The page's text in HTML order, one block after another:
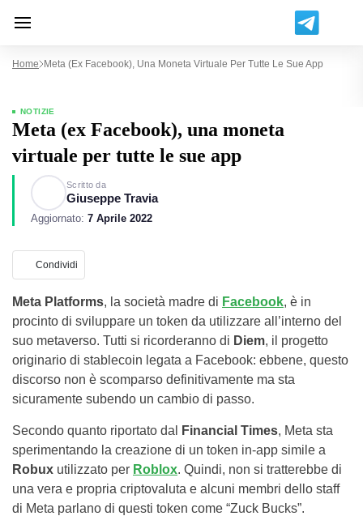
Home Meta (ex Facebook), Una Moneta Virtuale Per Tutte Le Sue App
NOTIZIE
Meta (ex Facebook), una moneta
virtuale per tutte le sue app
Scritto da
Giuseppe Travia
Aggiornato: 7 Aprile 2022
Condividi
Meta Platforms, la società madre di Facebook, è in
procinto di sviluppare un token da utilizzare all’interno del
suo metaverso. Tutti si ricorderanno di Diem, il progetto
originario di stablecoin legata a Facebook: ebbene, questo
discorso non è scomparso definitivamente ma sta
sicuramente subendo un cambio di passo.
Secondo quanto riportato dal Financial Times, Meta sta
sperimentando la creazione di un token in-app simile a
Robux utilizzato per Roblox. Quindi, non si tratterebbe di
una vera e propria criptovaluta e alcuni membri dello staff
di Meta parlano di questi token come “Zuck Bucks”.